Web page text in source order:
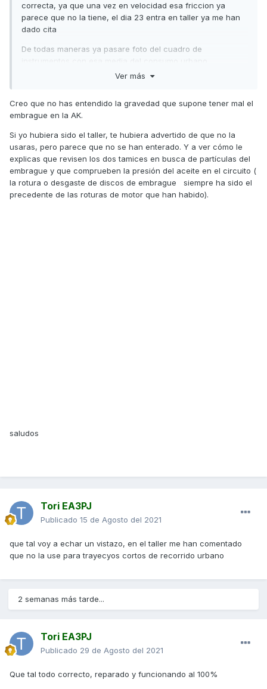
correcta, ya que una vez en velocidad esa friccion ya
parece que no la tiene, el dia 23 entra en taller ya me han
dado cita
De todas maneras ya pasare foto del cuadro de
instrumentos con esa media del consumo urbano.
Ver más
Creo que no has entendido la gravedad que supone tener mal el
embrague en la AK.
Si yo hubiera sido el taller, te hubiera advertido de que no la
usaras, pero parece que no se han enterado. Y a ver cómo le
explicas que revisen los dos tamices en busca de partículas del
embrague y que comprueben la presión del aceite en el circuito (
la rotura o desgaste de discos de embrague siempre ha sido el
precedente de las roturas de motor que han habido).
saludos
Tori EA3PJ
Publicado 15 de Agosto del 2021
que tal voy a echar un vistazo, en el taller me han comentado
que no la use para trayecyos cortos de recorrido urbano
2 semanas más tarde...
Tori EA3PJ
Publicado 29 de Agosto del 2021
Que tal todo correcto, reparado y funcionando al 100%